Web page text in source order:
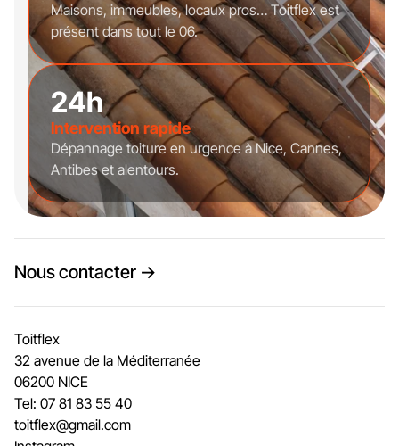
Maisons, immeubles, locaux pros… Toitflex est
présent dans tout le 06.
24h
Intervention rapide
Dépannage toiture en urgence à Nice, Cannes,
Antibes et alentours.
Nous contacter →
Toitflex
32 avenue de la Méditerranée
06200 NICE
Tel: 07 81 83 55 40
toitflex@gmail.com